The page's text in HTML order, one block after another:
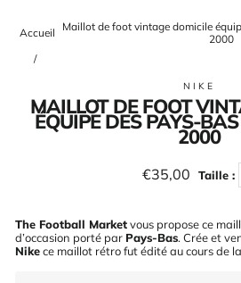
Accueil
/
Maillot de foot vintage domicile
2000
NIKE
MAILLOT DE FOOT
ÉQUIPE DES PAYS-
2000
Prix
régulier
€35,00 Taille :
The Football Marketvous propose ce
d’occasion porté par Pays-Bas. Crée et
Nikece maillot rétro fut édité au cours de